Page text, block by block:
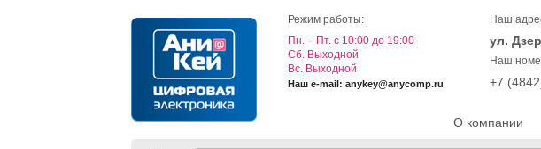
О компании
Режим работы:
Пн. - Пт. с 10:00 до 19:00
Cб. Выходной
Вс. Выходной
Наш e-mail: anykey@anycomp.ru
Наш
ул.
Наш
+7